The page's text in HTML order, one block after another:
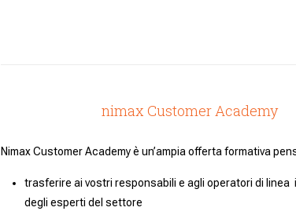
nimax Customer Academy
Nimax Customer Academy è un’ampia offerta formativa
trasferire ai vostri responsabili e agli operatori di linea
degli esperti del settore